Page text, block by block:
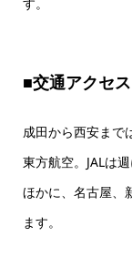
す。
■交通アクセ
成田から西安まで
東方航空。JALは
ほかに、名古屋、
ます。